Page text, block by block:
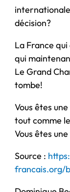
décision?
La France
qui
Le Grand
tombe!
Vous êtes
tout comme
Vous êtes
Source :
francais.org/